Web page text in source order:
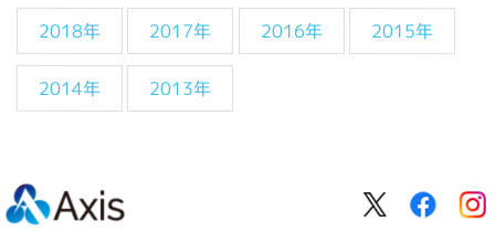
2018年 2017年 2016年 2015年
2014年 2013年